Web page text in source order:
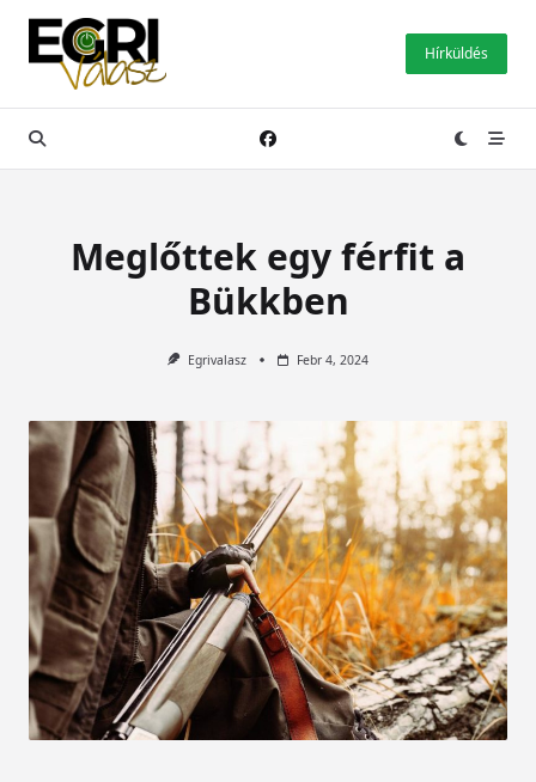
Skip
content
Hírküldés
Meglőttek egy férfit a
Bükkben
Egrivalasz Febr 4, 2024